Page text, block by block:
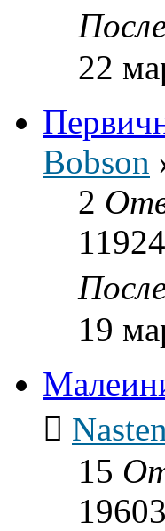
22
Bobson
2
11924
19
15
19603